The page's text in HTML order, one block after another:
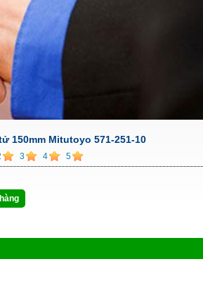
150mm Mitutoyo 571-251-10
3 4 5